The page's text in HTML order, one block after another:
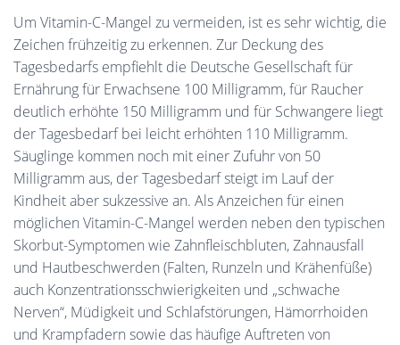
Um Vitamin-C-Mangel zu vermeiden, ist es sehr wichtig, die
Zeichen frühzeitig zu erkennen. Zur Deckung des
Tagesbedarfs empfiehlt die Deutsche Gesellschaft für
Ernährung für Erwachsene 100 Milligramm, für Raucher
deutlich erhöhte 150 Milligramm und für Schwangere liegt
der Tagesbedarf bei leicht erhöhten 110 Milligramm.
Säuglinge kommen noch mit einer Zufuhr von 50
Milligramm aus, der Tagesbedarf steigt im Lauf der
Kindheit aber sukzessive an. Als Anzeichen für einen
möglichen Vitamin-C-Mangel werden neben den typischen
Skorbut-Symptomen wie Zahnfleischbluten, Zahnausfall
und Hautbeschwerden (Falten, Runzeln und Krähenfüße)
auch Konzentrationsschwierigkeiten und „schwache
Nerven“, Müdigkeit und Schlafstörungen, Hämorrhoiden
und Krampfadern sowie das häufige Auftreten von